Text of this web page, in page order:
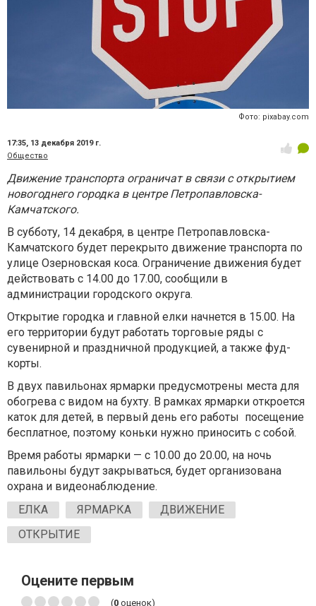
Фото: pixabay.com
17:35, 13 декабря 2019 г.
Общество
Движение транспорта ограничат в связи с открытием
новогоднего городка в центре Петропавловска-
Камчатского.
В субботу, 14 декабря, в центре Петропавловска-
Камчатского будет перекрыто движение транспорта по
улице Озерновская коса. Ограничение движения будет
действовать с 14.00 до 17.00, сообщили в
администрации городского округа.
Открытие городка и главной елки начнется в 15.00. На
его территории будут работать торговые ряды с
сувенирной и праздничной продукцией, а также фуд-
корты.
В двух павильонах ярмарки предусмотрены места для
обогрева с видом на бухту. В рамках ярмарки откроется
каток для детей, в первый день его работы посещение
бесплатное, поэтому коньки нужно приносить с собой.
Время работы ярмарки — с 10.00 до 20.00, на ночь
павильоны будут закрываться, будет организована
охрана и видеонаблюдение.
ЕЛКА
ЯРМАРКА
ДВИЖЕНИЕ
ОТКРЫТИЕ
Оцените первым
(0 оценок)